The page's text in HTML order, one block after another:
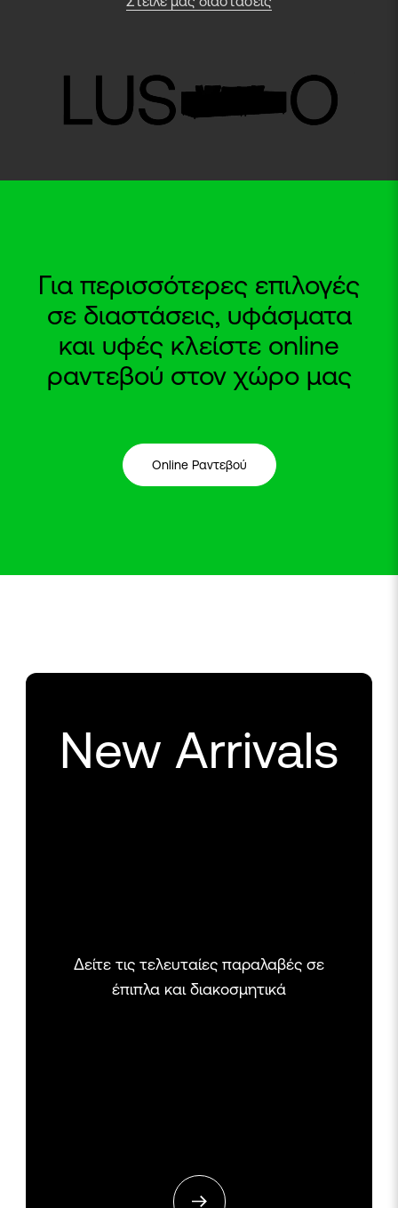
Για περισσότερες επιλογές
σε διαστάσεις, υφάσματα
και υφές κλείστε online
ραντεβού στον χώρο μας
Online Ραντεβού
New Arrivals
Δείτε τις τελευταίες παραλαβές σε
έπιπλα και διακοσμητικά